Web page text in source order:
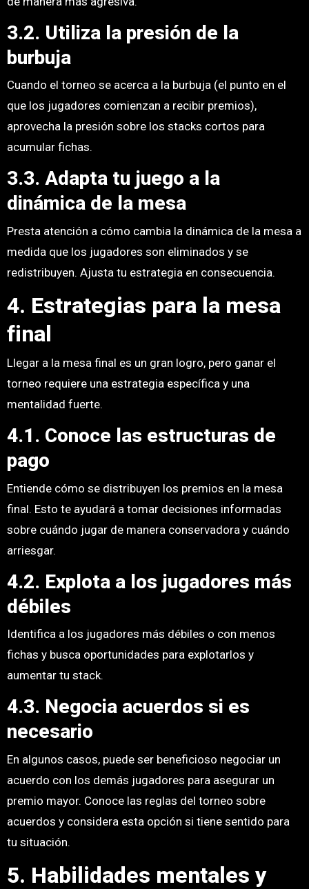
3.2. Utiliza la presión de la
burbuja
Cuando el torneo se acerca a la burbuja (el punto en el
que los jugadores comienzan a recibir premios),
aprovecha la presión sobre los stacks cortos para
acumular fichas.
3.3. Adapta tu juego a la
dinámica de la mesa
Presta atención a cómo cambia la dinámica de la mesa a
medida que los jugadores son eliminados y se
redistribuyen. Ajusta tu estrategia en consecuencia.
4. Estrategias para la mesa
final
Llegar a la mesa final es un gran logro, pero ganar el
torneo requiere una estrategia específica y una
mentalidad fuerte.
4.1. Conoce las estructuras de
pago
Entiende cómo se distribuyen los premios en la mesa
final. Esto te ayudará a tomar decisiones informadas
sobre cuándo jugar de manera conservadora y cuándo
arriesgar.
4.2. Explota a los jugadores más
débiles
Identifica a los jugadores más débiles o con menos
fichas y busca oportunidades para explotarlos y
aumentar tu stack.
4.3. Negocia acuerdos si es
necesario
En algunos casos, puede ser beneficioso negociar un
acuerdo con los demás jugadores para asegurar un
premio mayor. Conoce las reglas del torneo sobre
acuerdos y considera esta opción si tiene sentido para
tu situación.
5. Habilidades mentales y